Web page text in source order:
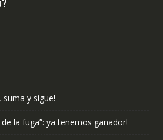
suma y sigue!
la fuga”: ya tenemos ganador!